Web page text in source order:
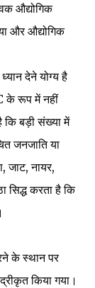
औद्योगिक
और औद्योगिक
देने योग्य है
के रूप में नहीं
कि बड़ी संख्या में
जनजाति या
जाट, नायर,
सिद्ध करता है कि
के स्थान पर
किया गया।